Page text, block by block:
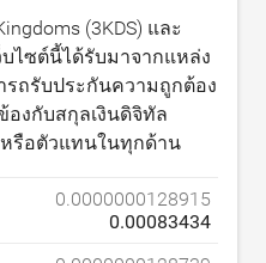
(3KDS) และ
ไซต์นี้ได้รับมาจากแหล่ง
รถรับประกันความถูกต้อง
องกับสกุลเงินดิจิทัล
รือตัวแทนในทุกด้าน
0.0000000128915
0.00083434